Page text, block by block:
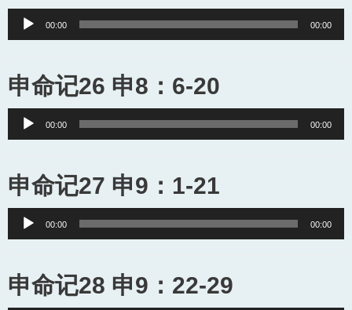
Audio
Player
00:00 00:00
申命记26 申8：6-20
Audio
Player
00:00 00:00
申命记27 申9：1-21
Audio
Player
00:00 00:00
申命记28 申9：22-29